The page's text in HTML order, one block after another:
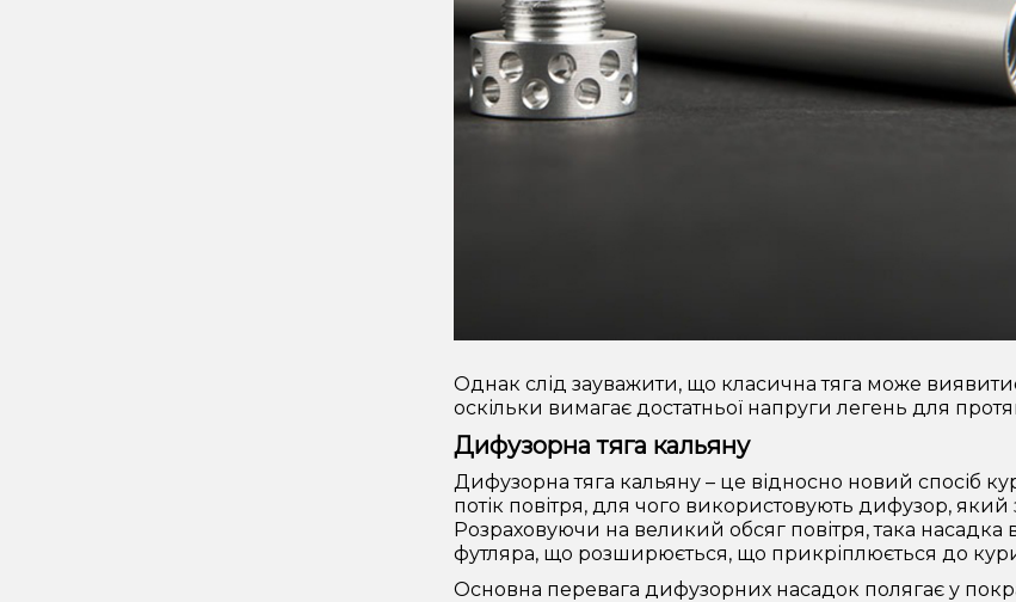
Однак слід зауважити, що класична тяга може
оскільки вимагає достатньої напруги легень для
Дифузорна тяга кальяну
Дифузорна тяга кальяну – це відносно новий спосіб
потік повітря, для чого використовують дифузор, який
Розраховуючи на великий обсяг повітря, така насадка
футляра, що розширюється, що прикріплюється до
Основна перевага дифузорних насадок полягає у